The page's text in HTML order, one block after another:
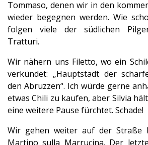
Tommaso, denen wir in den
wieder begegnen werden. Wie
folgen viele der südlichen
Tratturi.
Wir nähern uns Filetto, wo ein
verkündet: „Hauptstadt der
den Abruzzen“. Ich würde gerne
etwas Chili zu kaufen, aber Silvia
eine weitere Pause fürchtet. Schade!
Wir gehen weiter auf der Straße
Martino sulla Marrucina. Der